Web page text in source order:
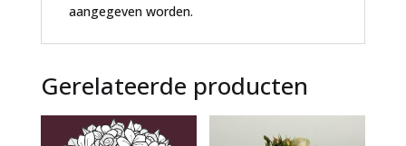
aangegeven worden.
Gerelateerde producten